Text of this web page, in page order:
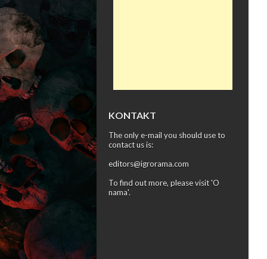
KONTAKT
The only e-mail you should use to
contact us is:
editors@igrorama.com
To find out more, please visit 'O
nama'.